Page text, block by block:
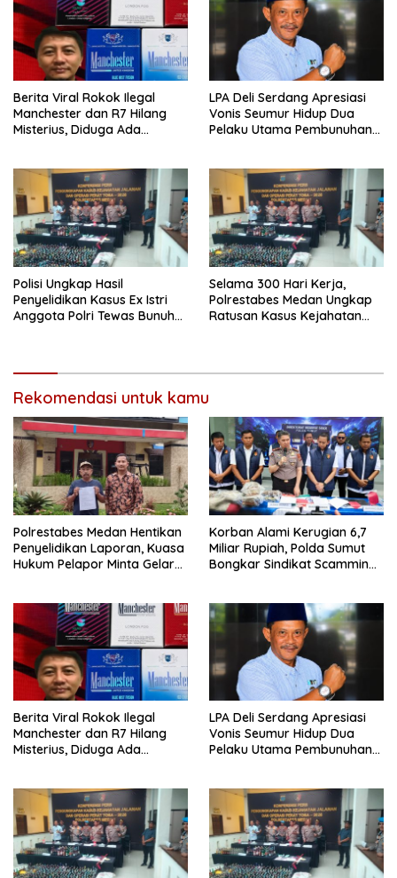
Berita Viral Rokok Ilegal
Manchester dan R7 Hilang
Misterius, Diduga Ada
LPA Deli Serdang Apresiasi
Vonis Seumur Hidup Dua
Pelaku Utama Pembunuhan
Polisi Ungkap Hasil
Penyelidikan Kasus Ex Istri
Anggota Polri Tewas Bunuh
Selama 300 Hari Kerja,
Polrestabes Medan Ungkap
Ratusan Kasus Kejahatan
Rekomendasi untuk kamu
Polrestabes Medan Hentikan
Penyelidikan Laporan, Kuasa
Hukum Pelapor Minta Gelar
Korban Alami Kerugian 6,7
Miliar Rupiah, Polda Sumut
Bongkar Sindikat Scamming
Berita Viral Rokok Ilegal
Manchester dan R7 Hilang
Misterius, Diduga Ada
LPA Deli Serdang Apresiasi
Vonis Seumur Hidup Dua
Pelaku Utama Pembunuhan